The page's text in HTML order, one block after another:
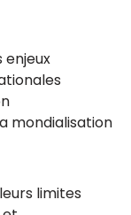
enjeux
mondialisation
limites